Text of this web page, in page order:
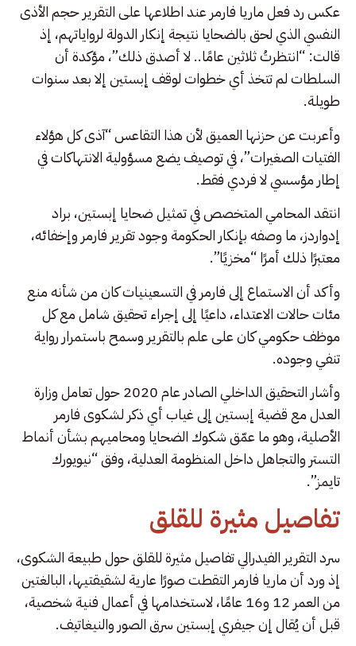
عكس رد فعل ماريا فارمر عند اطلاعها على التقرير حجم الأذى
النفسي الذي لحق بالضحايا نتيجة إنكار الدولة لرواياتهم، إذ
قالت: “انتظرتُ ثلاثين عامًا.. لا أصدق ذلك”، مؤكدة أن
السلطات لم تتخذ أي خطوات لوقف إبستين إلا بعد سنوات
طويلة.
وأعربت عن حزنها العميق لأن هذا التقاعس “آذى كل هؤلاء
الفتيات الصغيرات”، في توصيف يضع مسؤولية الانتهاكات في
إطار مؤسسي لا فردي فقط.
انتقد المحامي المتخصص في تمثيل ضحايا إبستين، براد
إدواردز، ما وصفه بإنكار الحكومة وجود تقرير فارمر وإخفائه،
معتبرًا ذلك أمرًا “مخزيًا”.
وأكد أن الاستماع إلى فارمر في التسعينيات كان من شأنه منع
مئات حالات الاعتداء، داعيًا إلى إجراء تحقيق شامل مع كل
موظف حكومي كان على علم بالتقرير وسمح باستمرار رواية
تنفي وجوده.
وأشار التحقيق الداخلي الصادر عام 2020 حول تعامل وزارة
العدل مع قضية إبستين إلى غياب أي ذكر لشكوى فارمر
الأصلية، وهو ما عمّق شكوك الضحايا ومحاميهم بشأن أنماط
التستر والتجاهل داخل المنظومة العدلية، وفق “نيويورك
تايمز”.
تفاصيل مثيرة للقلق
سرد التقرير الفيدرالي تفاصيل مثيرة للقلق حول طبيعة الشكوى،
إذ ورد أن ماريا فارمر التقطت صورًا عارية لشقيقتيها، البالغتين
من العمر 12 و16 عامًا، لاستخدامها في أعمال فنية شخصية،
قبل أن يُقال إن جيفري إبستين سرق الصور والنيغاتيف.